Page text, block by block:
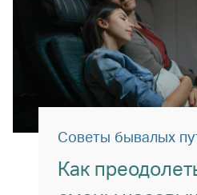
Советы бывалых
Как